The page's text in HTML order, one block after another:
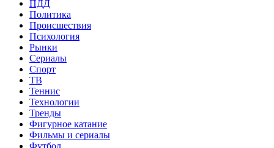
ПДД
Политика
Происшествия
Психология
Рынки
Сериалы
Спорт
ТВ
Теннис
Технологии
Тренды
Фигурное катание
Фильмы и сериалы
Футбол